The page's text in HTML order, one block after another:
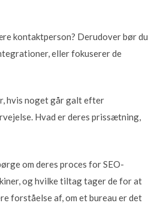
kontaktperson? Derudover bør du
eller fokuserer de
hvis noget går galt efter
Hvad er deres prissætning,
om deres proces for SEO-
og hvilke tiltag tager de for at
forståelse af, om et bureau er det